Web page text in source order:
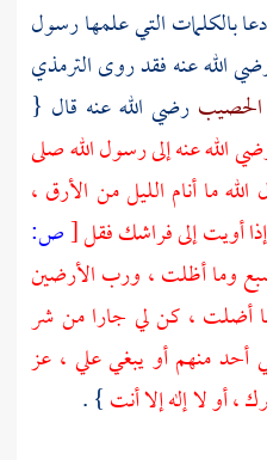
بالكلمات التي علمها رسول
الله عنه فقد روىالترمذي
رضي الله عنه قال {
الله عنه إلى رسول الله صلى
ما أنام الليل من الأرق ،
أويت إلى فراشك فقل[ص:
وما أظلت ، ورب الأرضين
أضلت ، كن لي جارا من شر
أحد منهم أو يبغي علي ، عز
أو لا إله إلا أنت} .